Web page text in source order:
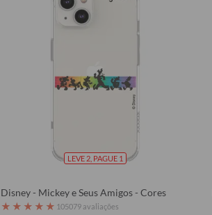
LEVE 2, PAGUE 1
Disney - Mickey e Seus Amigos - Cores
★ ★ ★ ★ ★ 105079 avaliações